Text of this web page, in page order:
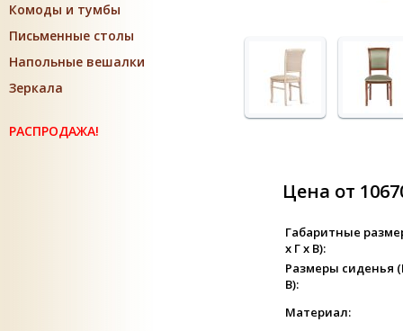
Комоды и тумбы
Письменные столы
Напольные вешалки
Зеркала
РАСПРОДАЖА!
Цена от
Габаритные
х Г х В):
Размеры сиденья
В):
Материал: